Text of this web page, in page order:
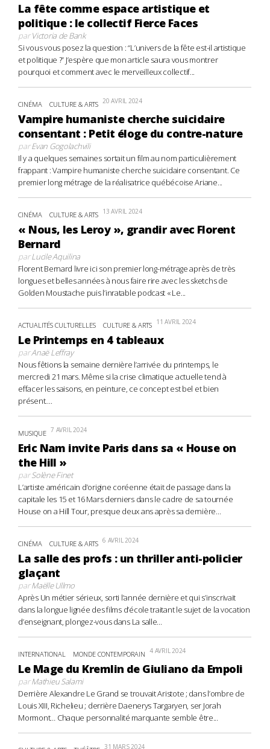
La fête comme espace artistique et
politique : le collectif Fierce Faces
parVictoria de Bank
Si vous vous posez la question : “L’univers de la fête est-il artistique
et politique ?” J’espère que mon article saura vous montrer
pourquoi et comment avec le merveilleux collectif...
CINÉMA CULTURE & ARTS 20 AVRIL 2024
Vampire humaniste cherche suicidaire
consentant : Petit éloge du contre-nature
parEvan Gogolachvili
Il y a quelques semaines sortait un film au nom particulièrement
frappant : Vampire humaniste cherche suicidaire consentant. Ce
premier long métrage de la réalisatrice québécoise Ariane...
CINÉMA CULTURE & ARTS 13 AVRIL 2024
« Nous, les Leroy », grandir avec Florent
Bernard
parLucile Aquilina
Florent Bernard livre ici son premier long-métrage après de très
longues et belles années à nous faire rire avec les sketchs de
Golden Moustache puis l’inratable podcast « Le...
ACTUALITÉS CULTURELLES CULTURE & ARTS 11 AVRIL 2024
Le Printemps en 4 tableaux
parAnaë Leffray
Nous fêtions la semaine dernière l’arrivée du printemps, le
mercredi 21 mars. Même si la crise climatique actuelle tend à
effacer les saisons, en peinture, ce concept est bel et bien
présent....
MUSIQUE 7 AVRIL 2024
Eric Nam invite Paris dans sa « House on
the Hill »
parSolène Finet
L’artiste américain d’origine coréenne était de passage dans la
capitale les 15 et 16 Mars derniers dans le cadre de sa tournée
House on a Hill Tour, presque deux ans après sa dernière...
CINÉMA CULTURE & ARTS 6 AVRIL 2024
La salle des profs : un thriller anti-policier
glaçant
parMaëlle Ullmo
Après Un métier sérieux, sorti l’année dernière et qui s’inscrivait
dans la longue lignée des films d’école traitant le sujet de la vocation
d’enseignant, plongez-vous dans La salle...
INTERNATIONAL MONDE CONTEMPORAIN 4 AVRIL 2024
Le Mage du Kremlin de Giuliano da Empoli
parMathieu Salami
Derrière Alexandre Le Grand se trouvait Aristote ; dans l’ombre de
Louis XIII, Richelieu ; derrière Daenerys Targaryen, ser Jorah
Mormont… Chaque personnalité marquante semble être...
31 MARS 2024